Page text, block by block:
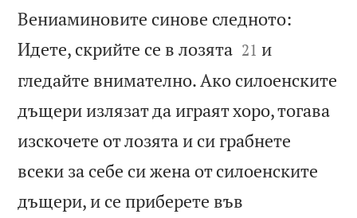
Вениаминовите синове следното:
Идете, скрийте се в лозята 

21 и
гледайте внимателно. Ако силоенските
дъщери излязат да играят хоро, тогава
изскочете от лозята и си грабнете
всеки за себе си жена от силоенските
дъщери, и се приберете във